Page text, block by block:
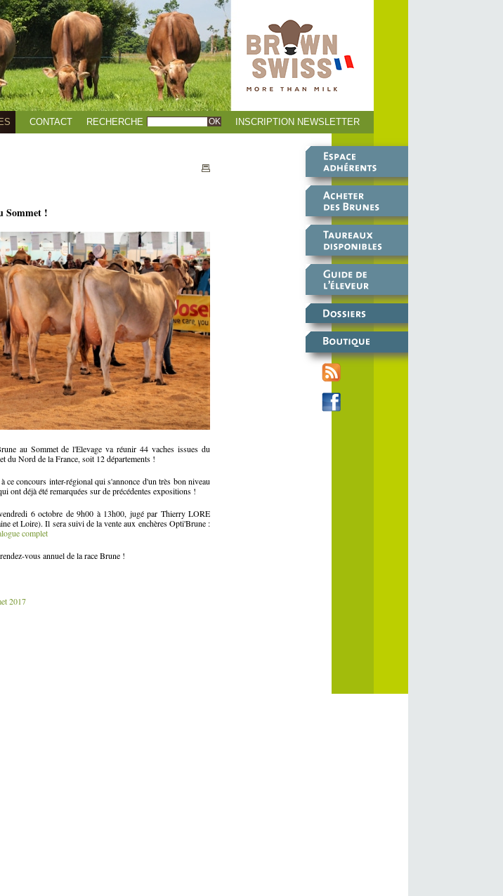
CONTACT RECHERCHE INSCRIPTION NEWSLETTER
Sommet !
au Sommet de l'Elevage va réunir 44 vaches issues du
du Nord de la France, soit 12 départements !
ce concours inter-régional qui s'annonce d'un très bon niveau
ont déjà été remarquées sur de précédentes expositions !
6 octobre de 9h00 à 13h00, jugé par Thierry LORE
et Loire). Il sera suivi de la vente aux enchères Opti'Brune :
complet
vous annuel de la race Brune !
2017